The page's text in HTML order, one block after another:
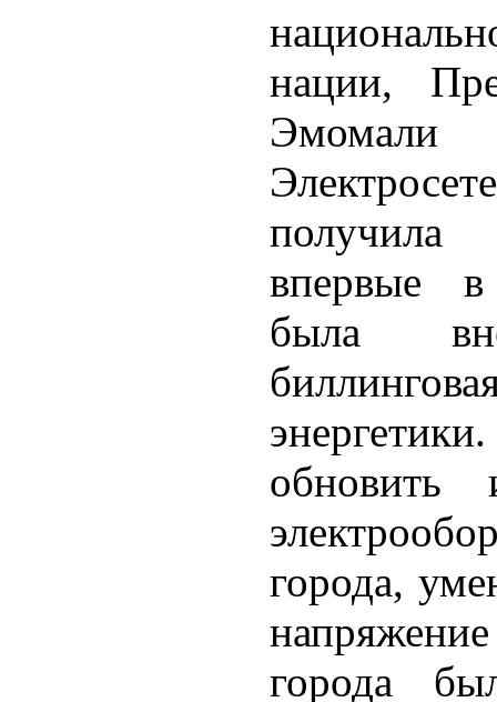
нации,
Эмомали
получила
впервые
была
обновить
города,
города